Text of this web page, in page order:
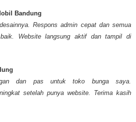
Bandung
Respons admin cepat dan semua
Website langsung aktif dan tampil di
dan pas untuk toko bunga saya.
setelah punya website. Terima kasih